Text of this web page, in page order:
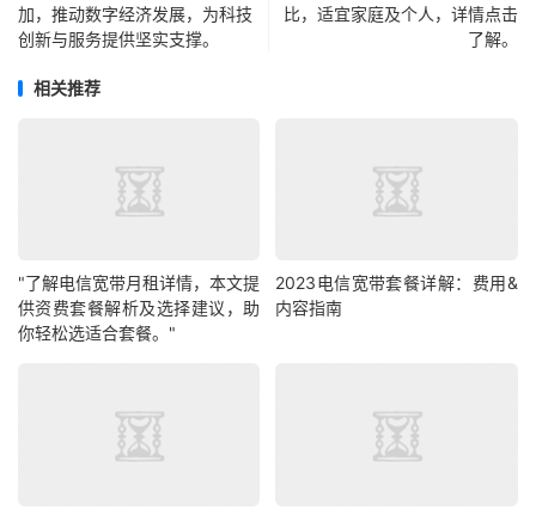
加，推动数字经济发展，为科技
创新与服务提供坚实支撑。
比，适宜家庭及个人，详情点击
了解。
相关推荐
"了解电信宽带月租详情，本文提
供资费套餐解析及选择建议，助
你轻松选适合套餐。"
2023电信宽带套餐详解：费用&
内容指南